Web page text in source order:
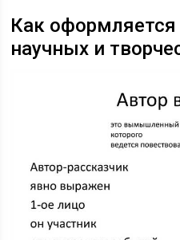
Как оформляется
научных и